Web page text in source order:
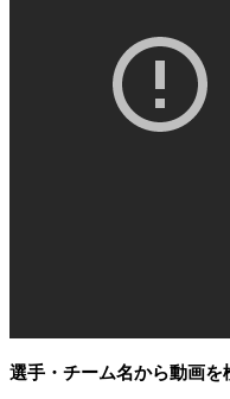
選手・チーム名から動画を